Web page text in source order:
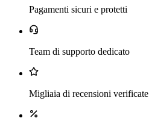
Pagamenti sicuri e protetti
Team di supporto dedicato
Migliaia di recensioni verificate